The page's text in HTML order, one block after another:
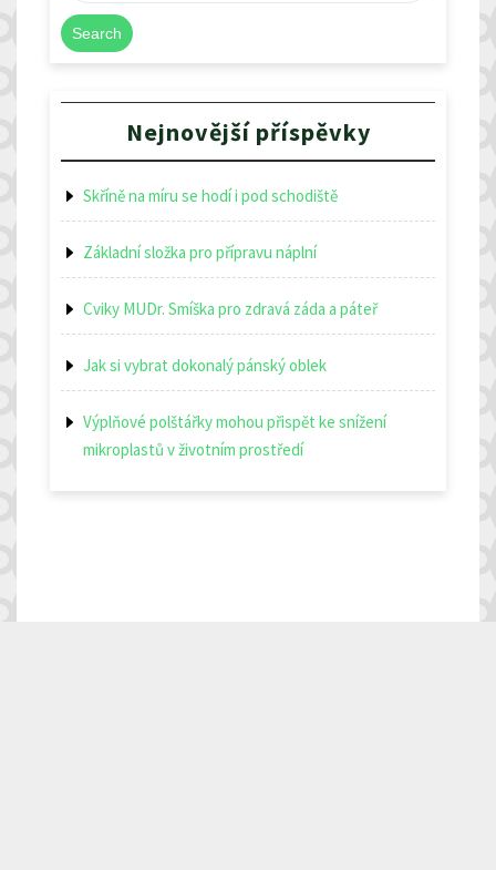
Search
Nejnovější příspěvky
Skříně na míru se hodí i pod schodiště
Základní složka pro přípravu náplní
Cviky MUDr. Smíška pro zdravá záda a páteř
Jak si vybrat dokonalý pánský oblek
Výplňové polštářky mohou přispět ke snížení
mikroplastů v životním prostředí